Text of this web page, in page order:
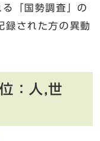
「国勢調査」の
録された方の異動
：人,世